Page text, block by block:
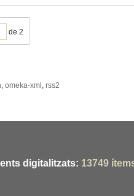
de 2
, omeka-xml , rss2
digitalitzats: 13749